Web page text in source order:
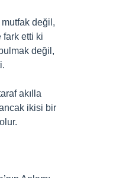
değil,
fark etti ki
değil,
akılla
ikisi bir